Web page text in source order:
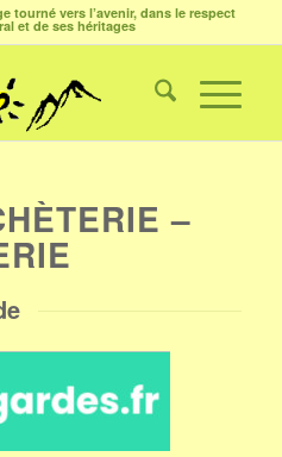
tourné vers l’avenir, dans le respect
et de ses héritages
–